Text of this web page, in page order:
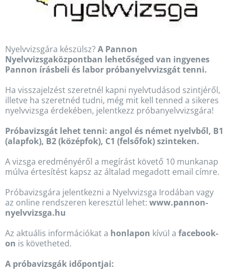
Nyelvvizsgára készülsz?A Pannon
Nyelvvizsgaközpontban lehetőséged van ingyenes
Pannon írásbeli és labor próbanyelvvizsgát tenni.
Ha visszajelzést szeretnél kapni nyelvtudásod szintjéről,
illetve ha szeretnéd tudni, még mit kell tenned a sikeres
nyelvvizsga érdekében, jelentkezz próbanyelvvizsgára!
Próbavizsgát lehet tenni: angol és német nyelvből, B1
(alapfok), B2 (középfok), C1 (felsőfok) szinteken.
A vizsga eredményéről a megírást követő 10 munkanap
múlva értesítést kapsz az általad megadott email címre.
Próbavizsgára jelentkezni a Nyelvvizsga Irodában vagy
az online rendszeren keresztül lehet: www.pannon-
nyelvvizsga.hu
Az aktuális információkat a honlapon kívül a facebook-
on is követheted.
A próbavizsgák időpontjai: